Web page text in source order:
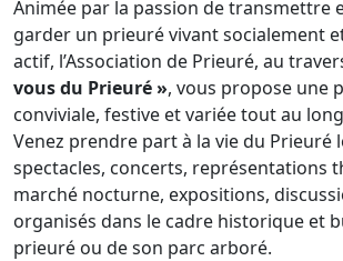
Animée par la passion de transmettre
garder un prieuré vivant socialement
actif, l’Association de Prieuré, au
vous du Prieuré », vous propose une
conviviale, festive et variée tout au long
Venez prendre part à la vie du Prieuré
spectacles, concerts, représentations
marché nocturne, expositions,
organisés dans le cadre historique et
prieuré ou de son parc arboré.